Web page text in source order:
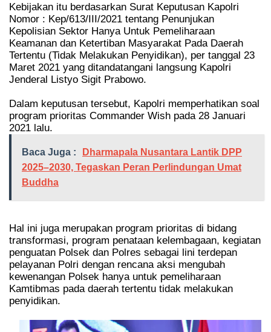
Kebijakan itu berdasarkan Surat Keputusan Kapolri
Nomor : Kep/613/III/2021 tentang Penunjukan
Kepolisian Sektor Hanya Untuk Pemeliharaan
Keamanan dan Ketertiban Masyarakat Pada Daerah
Tertentu (Tidak Melakukan Penyidikan), per tanggal 23
Maret 2021 yang ditandatangani langsung Kapolri
Jenderal Listyo Sigit Prabowo.
Dalam keputusan tersebut, Kapolri memperhatikan soal
program prioritas Commander Wish pada 28 Januari
2021 lalu.
Baca Juga :
Dharmapala Nusantara Lantik DPP
2025–2030, Tegaskan Peran Perlindungan Umat
Buddha
Hal ini juga merupakan program prioritas di bidang
transformasi, program penataan kelembagaan, kegiatan
penguatan Polsek dan Polres sebagai lini terdepan
pelayanan Polri dengan rencana aksi mengubah
kewenangan Polsek hanya untuk pemeliharaan
Kamtibmas pada daerah tertentu tidak melakukan
penyidikan.